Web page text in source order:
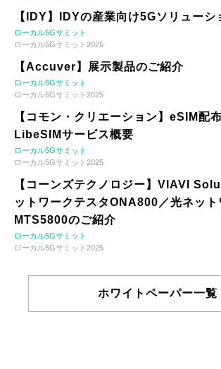
【IDY】IDYの産業向け5Gソリューシ
ローカル5Gサミット
ローカル5Gサミット2025
【Accuver】展示製品のご紹介
ローカル5Gサミット
ローカル5Gサミット2025
【コモン・クリエーション】eSIM配
LibeSIMサービス概要
ローカル5Gサミット
ローカル5Gサミット2025
【コーンズテクノロジー】VIAVI
ットワークテスタONA800／光ネット
MTS5800のご紹介
ローカル5Gサミット
ローカル5Gサミット2025
ホワイトペーパー一覧